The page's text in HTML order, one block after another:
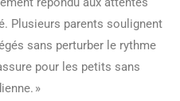
Plusieurs parents soulignent
sans perturber le rythme
pour les petits sans
»